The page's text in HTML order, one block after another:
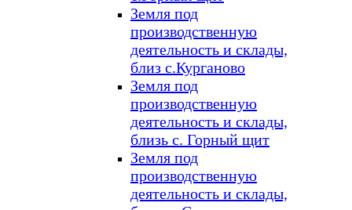
Земля под
производственную
деятельность и склады,
близ с.Курганово
Земля под
производственную
деятельность и склады,
близь с. Горный щит
Земля под
производственную
деятельность и склады,